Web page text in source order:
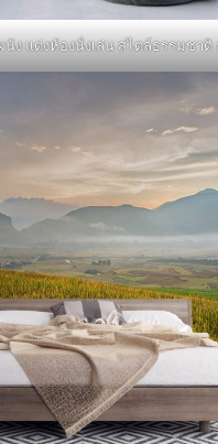
ผนัง แต่งห้องนั่งเล่น สไตล์ธรรมชา